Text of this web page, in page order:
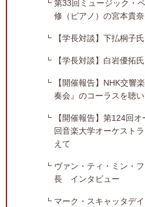
第33回ミュージック・
修（ピアノ）の宮本貴奈
【学長対談】下払桐子
【学長対談】白岩優拓
【開催報告】NHK交響
奏会』のコーラスを聴
【開催報告】第124回
回音楽大学オーケスト
えて
ヴァン・ティ・ミン・
長 インタビュー
マーク・スキャッタデ